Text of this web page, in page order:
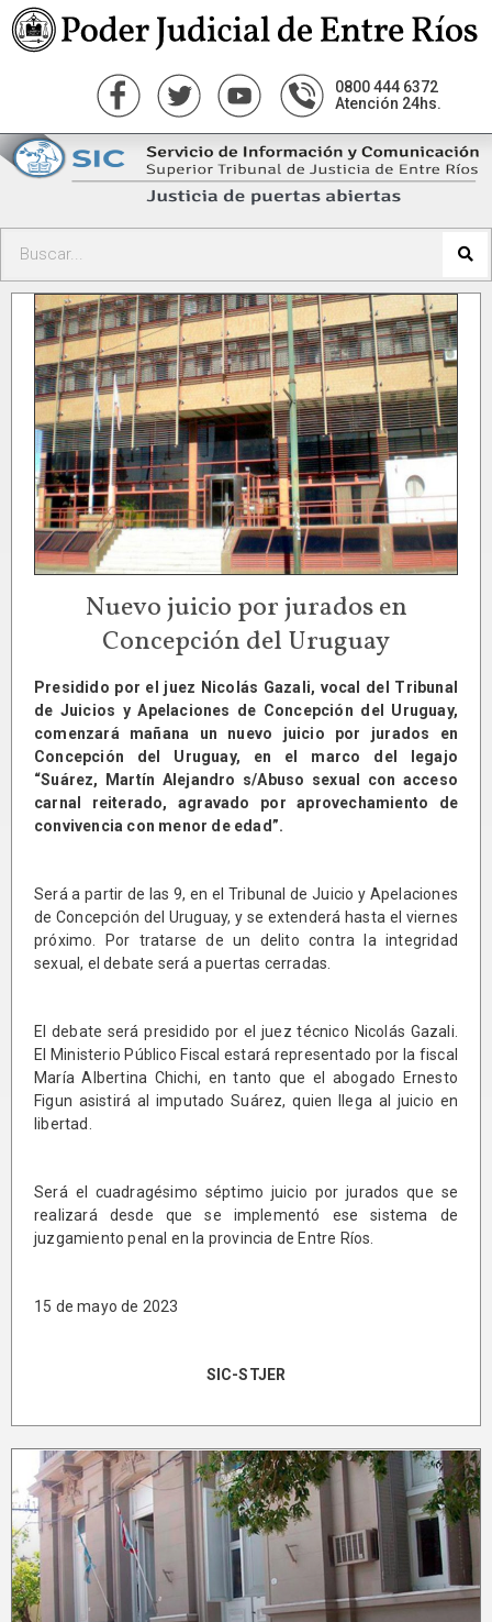
0800 444 6372
Atención 24hs.
Nuevo juicio por jurados en
Concepción del Uruguay
Presidido por el juez Nicolás Gazali, vocal del Tribunal
de Juicios y Apelaciones de Concepción del Uruguay,
comenzará mañana un nuevo juicio por jurados en
Concepción del Uruguay, en el marco del legajo
“Suárez, Martín Alejandro s/Abuso sexual con acceso
carnal reiterado, agravado por aprovechamiento de
convivencia con menor de edad”.
Será a partir de las 9, en el Tribunal de Juicio y Apelaciones
de Concepción del Uruguay, y se extenderá hasta el viernes
próximo. Por tratarse de un delito contra la integridad
sexual, el debate será a puertas cerradas.
El debate será presidido por el juez técnico Nicolás Gazali.
El Ministerio Público Fiscal estará representado por la fiscal
María Albertina Chichi, en tanto que el abogado Ernesto
Figun asistirá al imputado Suárez, quien llega al juicio en
libertad.
Será el cuadragésimo séptimo juicio por jurados que se
realizará desde que se implementó ese sistema de
juzgamiento penal en la provincia de Entre Ríos.
15 de mayo de 2023
SIC-STJER